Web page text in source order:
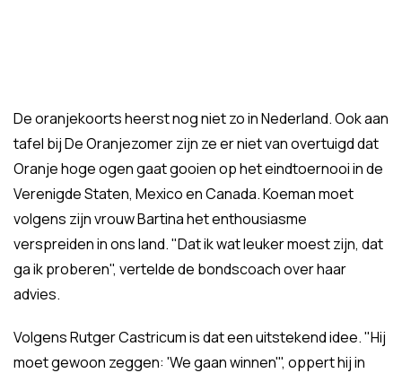
De oranjekoorts heerst nog niet zo in Nederland. Ook aan
tafel bij De Oranjezomer zijn ze er niet van overtuigd dat
Oranje hoge ogen gaat gooien op het eindtoernooi in de
Verenigde Staten, Mexico en Canada. Koeman moet
volgens zijn vrouw Bartina het enthousiasme
verspreiden in ons land. "Dat ik wat leuker moest zijn, dat
ga ik proberen", vertelde de bondscoach over haar
advies.
Volgens Rutger Castricum is dat een uitstekend idee. "Hij
moet gewoon zeggen: 'We gaan winnen'", oppert hij in